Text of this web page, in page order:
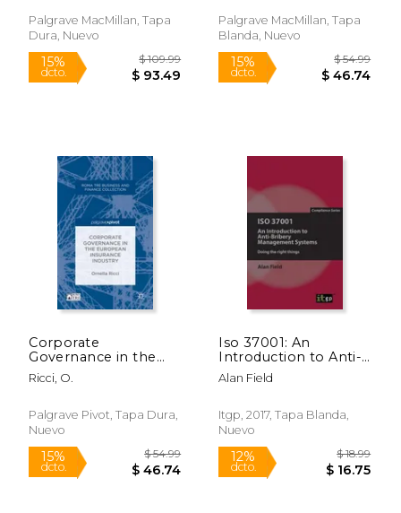
(en Inglés)
Palgrave MacMillan, Tapa
Dura, Nuevo
Palgrave MacMillan, Tapa
Blanda, Nuevo
Corporate
Governance in the
European Insurance
Industry (en Inglés)
Ricci, O.
Palgrave Pivot, Tapa Dura,
Nuevo
Iso 37001: An
Introduction to Anti-
Bribery Management
Systems (en Inglés)
Alan Field
Itgp, 2017, Tapa Blanda,
Nuevo